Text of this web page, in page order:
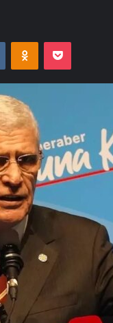
VKontakteOdnoklassniki
Pocket